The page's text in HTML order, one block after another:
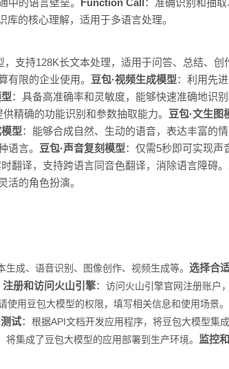
中的语言壁垒。 Function Call：准确识别和抽
的核心理解，适用于多语言处理。
支持128K长文本处理，适用于问答、总结、创
有限的企业使用。 豆包·视频生成模型：利用先
：具备高准确率和灵敏度，能够快速准确地识
精确的功能识别和参数抽取能力。 豆包·文生图
型：能够合成自然、生动的语音，表达丰富的情
语言。 豆包·声音复刻模型：仅需5秒即可实现声
翻译，支持跨语言同音色翻译，消除语言障碍。
活的角色扮演。
成、语音识别、图像创作、视频生成等。 选择合
注册和访问火山引擎： 访问火山引擎官网注册账户
使用豆包大模型的权限，填写相关信息和使用场景。
试： 根据API文档开发应用程序，将豆包大模型集
将集成了豆包大模型的应用部署到生产环境。 监控